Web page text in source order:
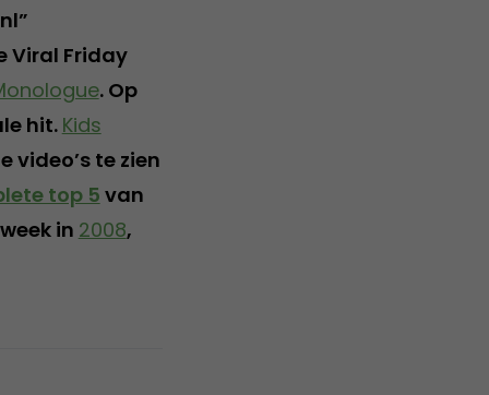
Viral Friday
. Op
hit. Kids
video’s te zien
top 5 van
in 2008,